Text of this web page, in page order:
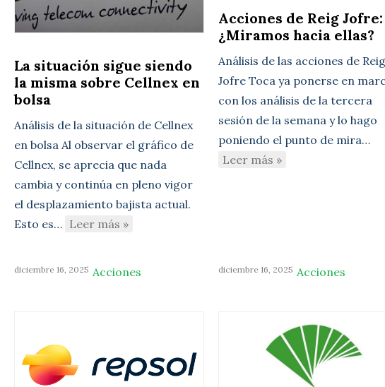
La situación sigue siendo
la misma sobre Cellnex en
bolsa
Análisis de la situación de Cellnex
en bolsa Al observar el gráfico de
Cellnex, se aprecia que nada
cambia y continúa en pleno vigor
el desplazamiento bajista actual.
Esto es… Leer más »
Acciones de Reig Jofre:
¿Miramos hacia ellas?
Análisis de las acciones de
Jofre Toca ya ponerse en
con los análisis de la tercera
sesión de la semana y lo hago
poniendo el punto de mira…
Leer más »
diciembre 16, 2025 Acciones diciembre 16, 2025 Acciones